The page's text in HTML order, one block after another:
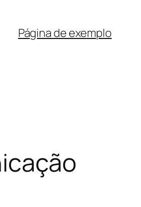
Página de exemplo